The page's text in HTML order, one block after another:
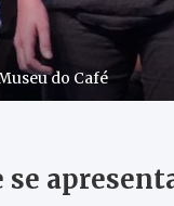
do Café
se